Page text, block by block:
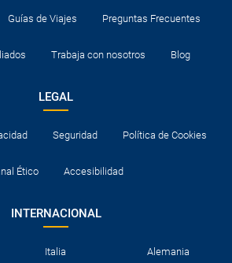
Guías de Viajes Preguntas Frecuentes
Trabaja con nosotros Blog
LEGAL
Seguridad Política de Cookies
Ético Accesibilidad
INTERNACIONAL
Italia Alemania